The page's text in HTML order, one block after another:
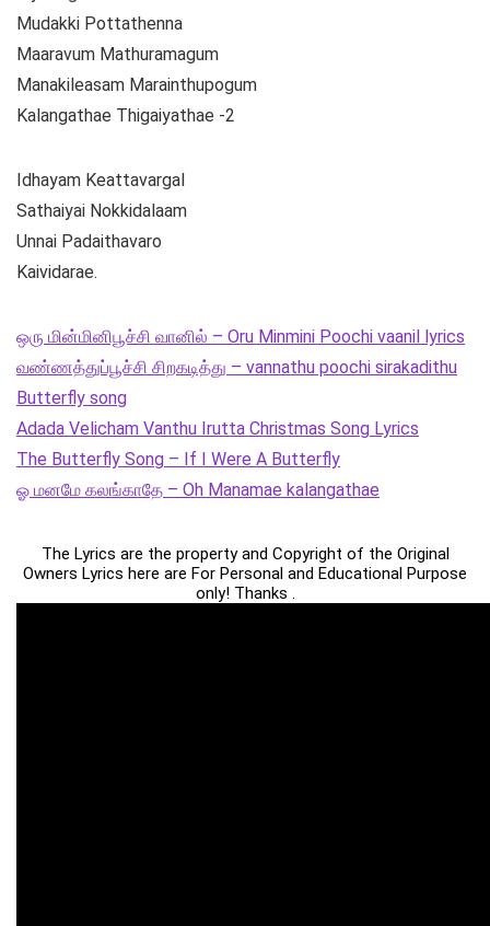
Mudakki Pottathenna
Maaravum Mathuramagum
Manakileasam Marainthupogum
Kalangathae Thigaiyathae -2
Idhayam Keattavargal
Sathaiyai Nokkidalaam
Unnai Padaithavaro
Kaividarae.
ஒரு மின்மினிபூச்சி வானில் – Oru Minmini Poochi vaanil lyrics
வண்ணத்துப்பூச்சி சிறகடித்து – vannathu poochi sirakadithu
Butterfly song
Adada Velicham Vanthu Irutta Christmas Song Lyrics
The Butterfly Song – If I Were A Butterfly
ஓ மனமே கலங்காதே – Oh Manamae kalangathae
The Lyrics are the property and Copyright of the Original
Owners Lyrics here are For Personal and Educational Purpose
only! Thanks .